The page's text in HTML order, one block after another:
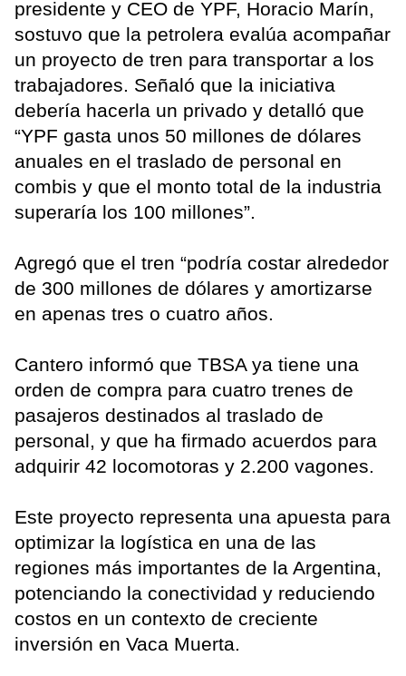
presidente y CEO de YPF, Horacio Marín,
sostuvo que la petrolera evalúa acompañar
un proyecto de tren para transportar a los
trabajadores. Señaló que la iniciativa
debería hacerla un privado y detalló que
“YPF gasta unos 50 millones de dólares
anuales en el traslado de personal en
combis y que el monto total de la industria
superaría los 100 millones”.
Agregó que el tren “podría costar alrededor
de 300 millones de dólares y amortizarse
en apenas tres o cuatro años.
Cantero informó que TBSA ya tiene una
orden de compra para cuatro trenes de
pasajeros destinados al traslado de
personal, y que ha firmado acuerdos para
adquirir 42 locomotoras y 2.200 vagones.
Este proyecto representa una apuesta para
optimizar la logística en una de las
regiones más importantes de la Argentina,
potenciando la conectividad y reduciendo
costos en un contexto de creciente
inversión en Vaca Muerta.